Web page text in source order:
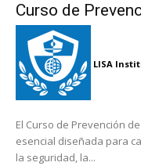
Curso de
LISA
El Curso de Prevención
esencial diseñada para
la seguridad, la...